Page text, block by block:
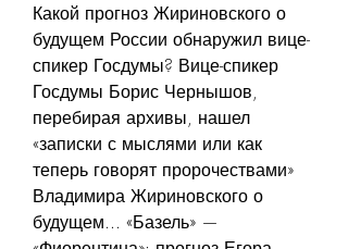
Какой прогноз Жириновского о
будущем России обнаружил вице-
спикер Госдумы? Вице-спикер
Госдумы Борис Чернышов,
перебирая архивы, нашел
«записки с мыслями или как
теперь говорят пророчествами»
Владимира Жириновского о
будущем... «Базель» —